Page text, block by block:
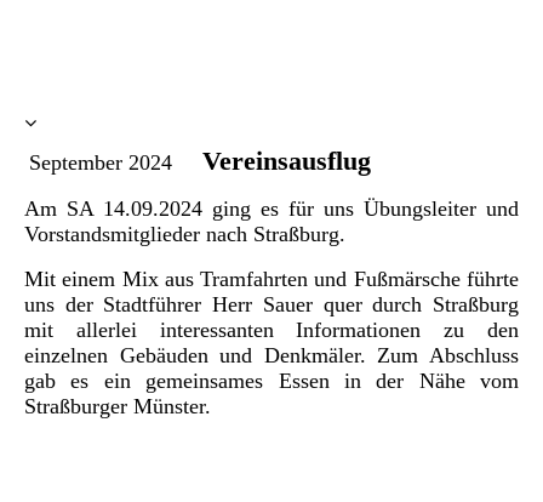
September 2024 Vereinsausflug
Am SA 14.09.2024 ging es für uns Übungsleiter und
Vorstandsmitglieder nach Straßburg.
Mit einem Mix aus Tramfahrten und Fußmärsche führte
uns der Stadtführer Herr Sauer quer durch Straßburg
mit allerlei interessanten Informationen zu den
einzelnen Gebäuden und Denkmäler. Zum Abschluss
gab es ein gemeinsames Essen in der Nähe vom
Straßburger Münster.